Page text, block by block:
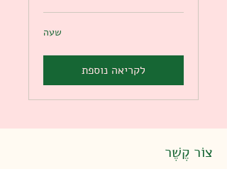
שעה
לקריאה נוספת
צוֹר קֶשֶׁר